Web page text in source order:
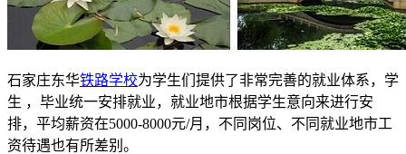
石家庄东华铁路学校为学生们提供了非常完善的就业体系，学
生 ，毕业统一安排就业，就业地市根据学生意向来进行安
排，平均薪资在5000-8000元/月，不同岗位、不同就业地市工
资待遇也有所差别。